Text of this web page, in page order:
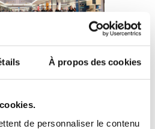
À propos des cookies
de personnaliser le contenu
de marque
analyse de votre
de vos projets,